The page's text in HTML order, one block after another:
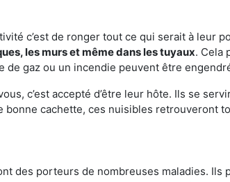
c’est de ronger tout ce qui serait à leur
les murs et même dans les tuyaux. Cela
gaz ou un incendie peuvent être
c’est accepté d’être leur hôte. Ils se
cachette, ces nuisibles retrouveront
des porteurs de nombreuses maladies.